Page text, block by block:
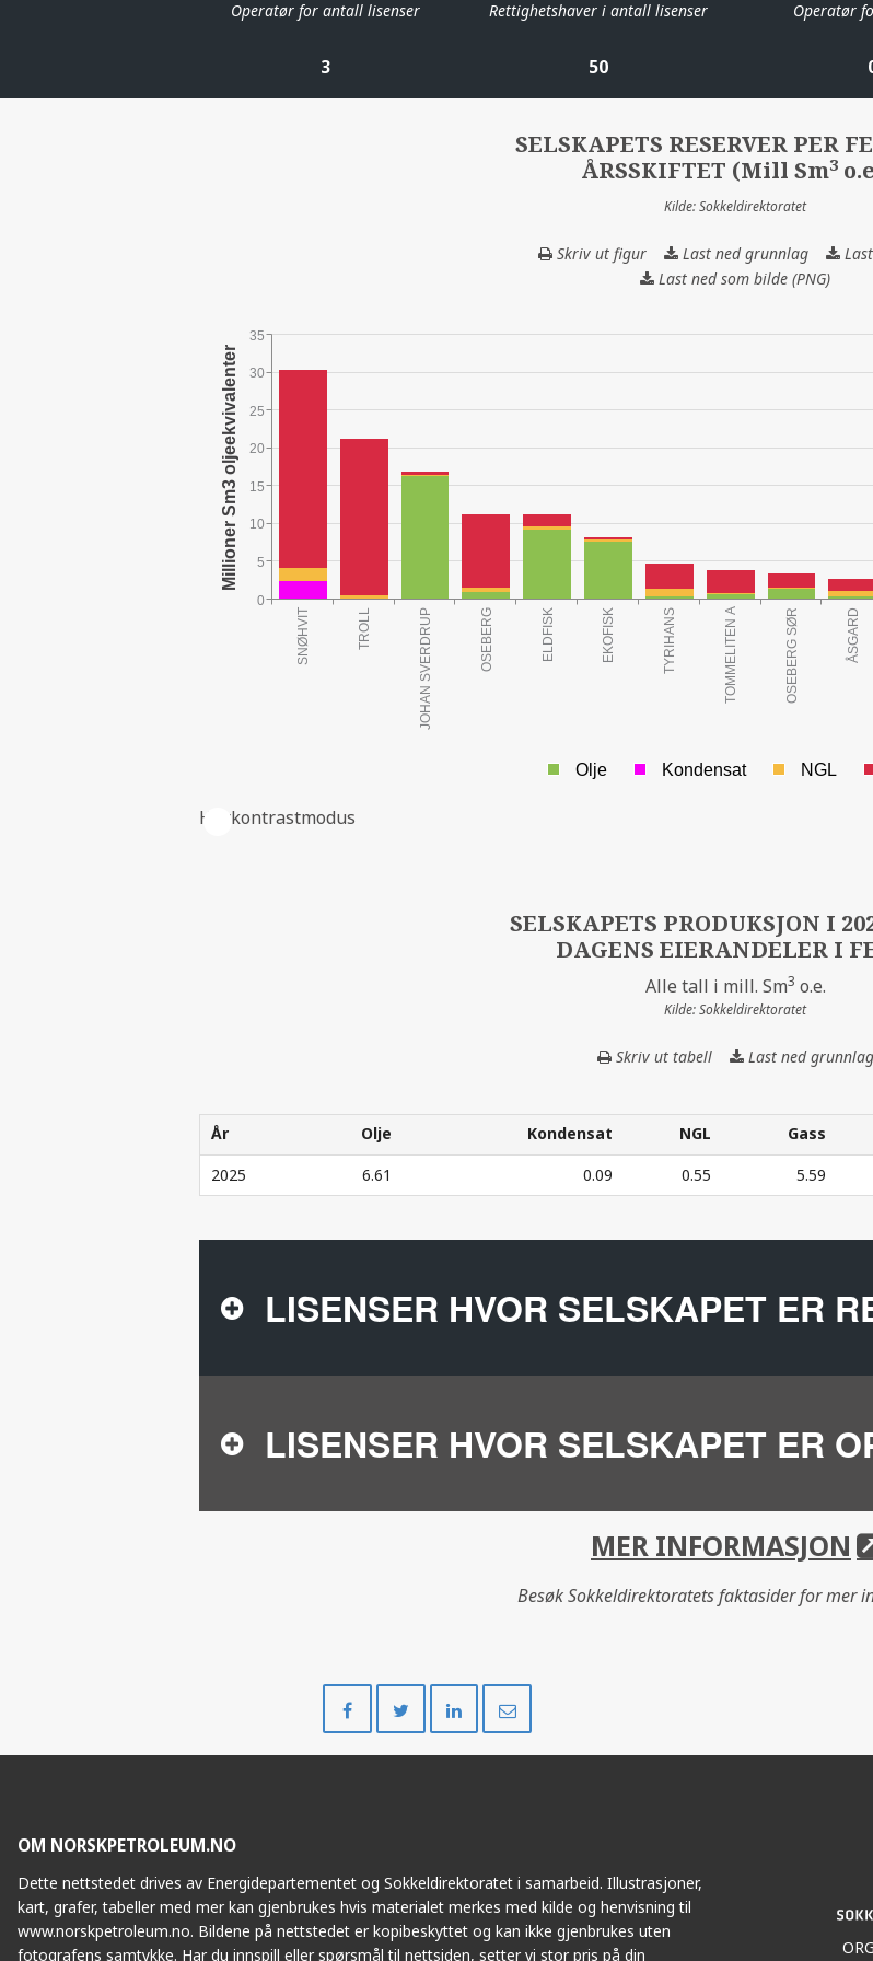
Operatør for antall lisenser
3
Rettighetshaver i antall lisenser
50
Operatør
SELSKAPETS RESERVER PER
ÅRSSKIFTET (Mill Sm3
Kilde: Sokkeldirektoratet
Skriv ut figur Last ned grunnlag
RESERVER
o.e.)
Last
Last ned som bilde (PNG)
0
35
5
10
15
20
25
30
Olje Kondensat NGL
Høykontrastmodus
SELSKAPETS PRODUKSJON I
DAGENS EIERANDELER I
Alle tall i mill. Sm3 o.e.
Kilde: Sokkeldirektoratet
Skriv ut tabell Last ned grunnlag
År Olje Kondensat NGL Gass
År
Olje Kondensat NGL Gass
2025 6.61 0.09 0.55 5.59
LISENSER HVOR SELSKAPET ER
LISENSER HVOR SELSKAPET ER
MER INFORMASJON
Besøk Sokkeldirektoratets faktasider for mer
på
på
på
OM NORSKPETROLEUM.NO
Dette nettstedet drives av Energidepartementet og Sokkeldirektoratet i samarbeid. Illustrasjoner,
kart, grafer, tabeller med mer kan gjenbrukes hvis materialet merkes med kilde og henvisning til
www.norskpetroleum.no. Bildene på nettstedet er kopibeskyttet og kan ikke gjenbrukes uten
fotografens samtykke. Har du innspill eller spørsmål til nettsiden, setter vi stor pris på din